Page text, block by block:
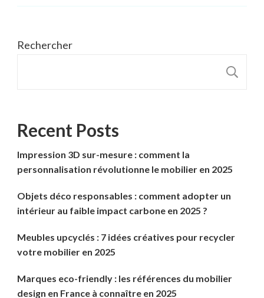
Rechercher
Recent Posts
Impression 3D sur-mesure : comment la
personnalisation révolutionne le mobilier en 2025
Objets déco responsables : comment adopter un
intérieur au faible impact carbone en 2025 ?
Meubles upcyclés : 7 idées créatives pour recycler
votre mobilier en 2025
Marques eco-friendly : les références du mobilier
design en France à connaître en 2025